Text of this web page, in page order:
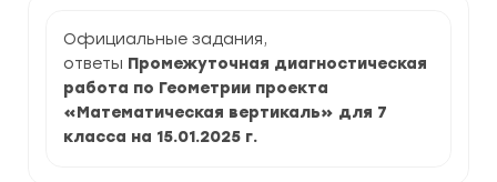
Официальные задания,
ответы Промежуточная диагностическая
работа по Геометрии проекта
«Математическая вертикаль» для 7
класса на 15.01.2025 г.
задания
и
ответы